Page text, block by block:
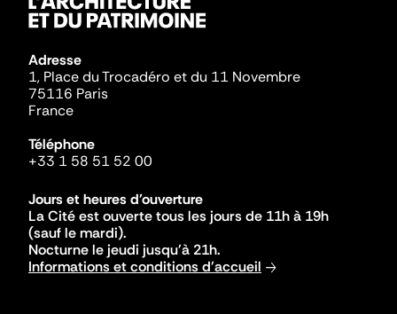
Adresse
1, Place du Trocadéro et du 11 Novembre
75116 Paris
France
Téléphone
+33 1 58 51 52 00
Jours et heures d'ouverture
La Cité est ouverte tous les jours de 11h à 19h
(sauf le mardi).
Nocturne le jeudi jusqu'à 21h.
Informations et conditions d'accueil